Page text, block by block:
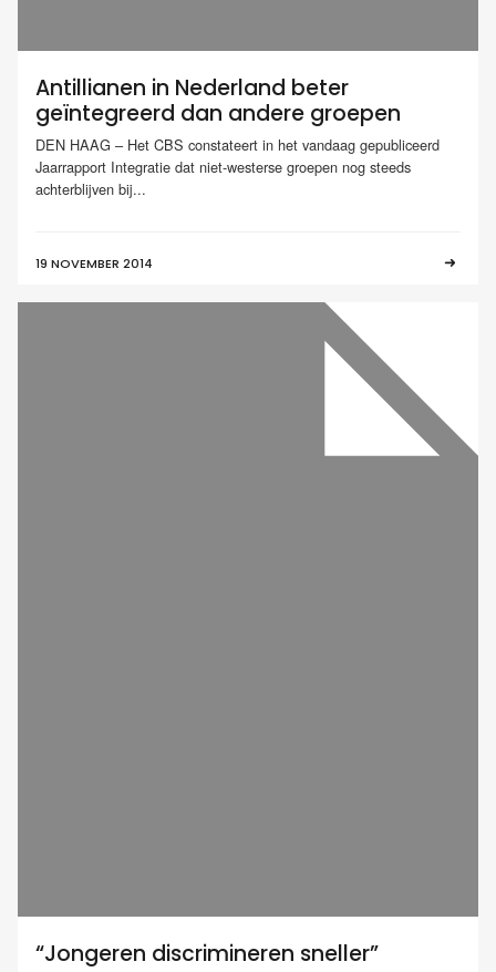
Antillianen in Nederland beter
geïntegreerd dan andere groepen
DEN HAAG – Het CBS constateert in het vandaag gepubliceerd
Jaarrapport Integratie dat niet-westerse groepen nog steeds
achterblijven bij...
19 NOVEMBER 2014
“Jongeren discrimineren sneller”